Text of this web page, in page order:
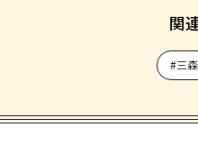
関
#三